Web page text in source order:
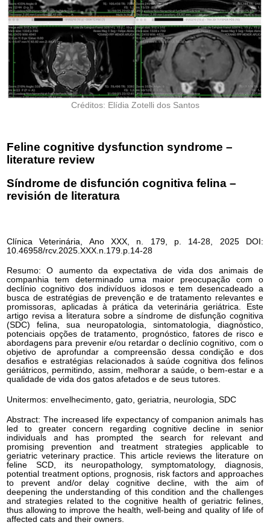
Créditos: Elídia Zotelli dos Santos
Feline cognitive dysfunction syndrome –
literature review
Síndrome de disfunción cognitiva felina –
revisión de literatura
Clínica Veterinária, Ano XXX, n. 179, p. 14-28, 2025 DOI:
10.46958/rcv.2025.XXX.n.179.p.14-28
Resumo: O aumento da expectativa de vida dos animais de
companhia tem determinado uma maior preocupação com o
declínio cognitivo dos indivíduos idosos e tem desencadeado a
busca de estratégias de prevenção e de tratamento relevantes e
promissoras, aplicadas à prática da veterinária geriátrica. Este
artigo revisa a literatura sobre a síndrome de disfunção cognitiva
(SDC) felina, sua neuropatologia, sintomatologia, diagnóstico,
potenciais opções de tratamento, prognóstico, fatores de risco e
abordagens para prevenir e/ou retardar o declínio cognitivo, com o
objetivo de aprofundar a compreensão dessa condição e dos
desafios e estratégias relacionados à saúde cognitiva dos felinos
geriátricos, permitindo, assim, melhorar a saúde, o bem-estar e a
qualidade de vida dos gatos afetados e de seus tutores.
Unitermos: envelhecimento, gato, geriatria, neurologia, SDC
Abstract: The increased life expectancy of companion animals has
led to greater concern regarding cognitive decline in senior
individuals and has prompted the search for relevant and
promising prevention and treatment strategies applicable to
geriatric veterinary practice. This article reviews the literature on
feline SCD, its neuropathology, symptomatology, diagnosis,
potential treatment options, prognosis, risk factors and approaches
to prevent and/or delay cognitive decline, with the aim of
deepening the understanding of this condition and the challenges
and strategies related to the cognitive health of geriatric felines,
thus allowing to improve the health, well-being and quality of life of
affected cats and their owners.